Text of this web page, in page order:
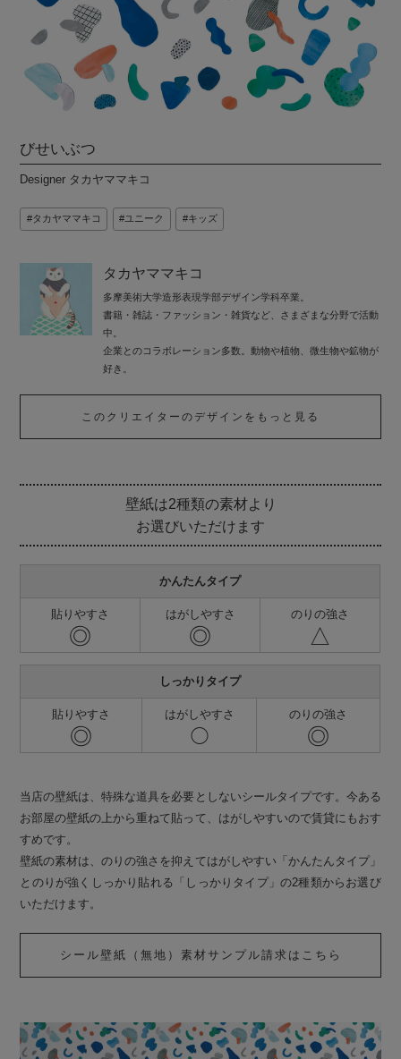
びせいぶつ
Designer タカヤママキコ
タカヤママキコ ユニーク キッズ
タカヤママキコ
多摩美術大学造形表現学部デザイン学科卒業。
書籍・雑誌・ファッション・雑貨など、さまざまな分野で活動
中。
企業とのコラボレーション多数。動物や植物、微生物や鉱物が
好き。
このクリエイターのデザインをもっと見る
壁紙は2種類の素材より
お選びいただけます
かんたんタイプ
貼りやすさ
◎
はがしやすさ
◎
のりの強さ
△
しっかりタイプ
貼りやすさ
◎
はがしやすさ
◯
のりの強さ
◎
当店の壁紙は、特殊な道具を必要としないシールタイプです。今ある
お部屋の壁紙の上から重ねて貼って、はがしやすいので賃貸にもおす
すめです。
壁紙の素材は、のりの強さを抑えてはがしやすい「かんたんタイプ」
とのりが強くしっかり貼れる「しっかりタイプ」の2種類からお選び
いただけます。
シール壁紙（無地）素材サンプル請求はこちら